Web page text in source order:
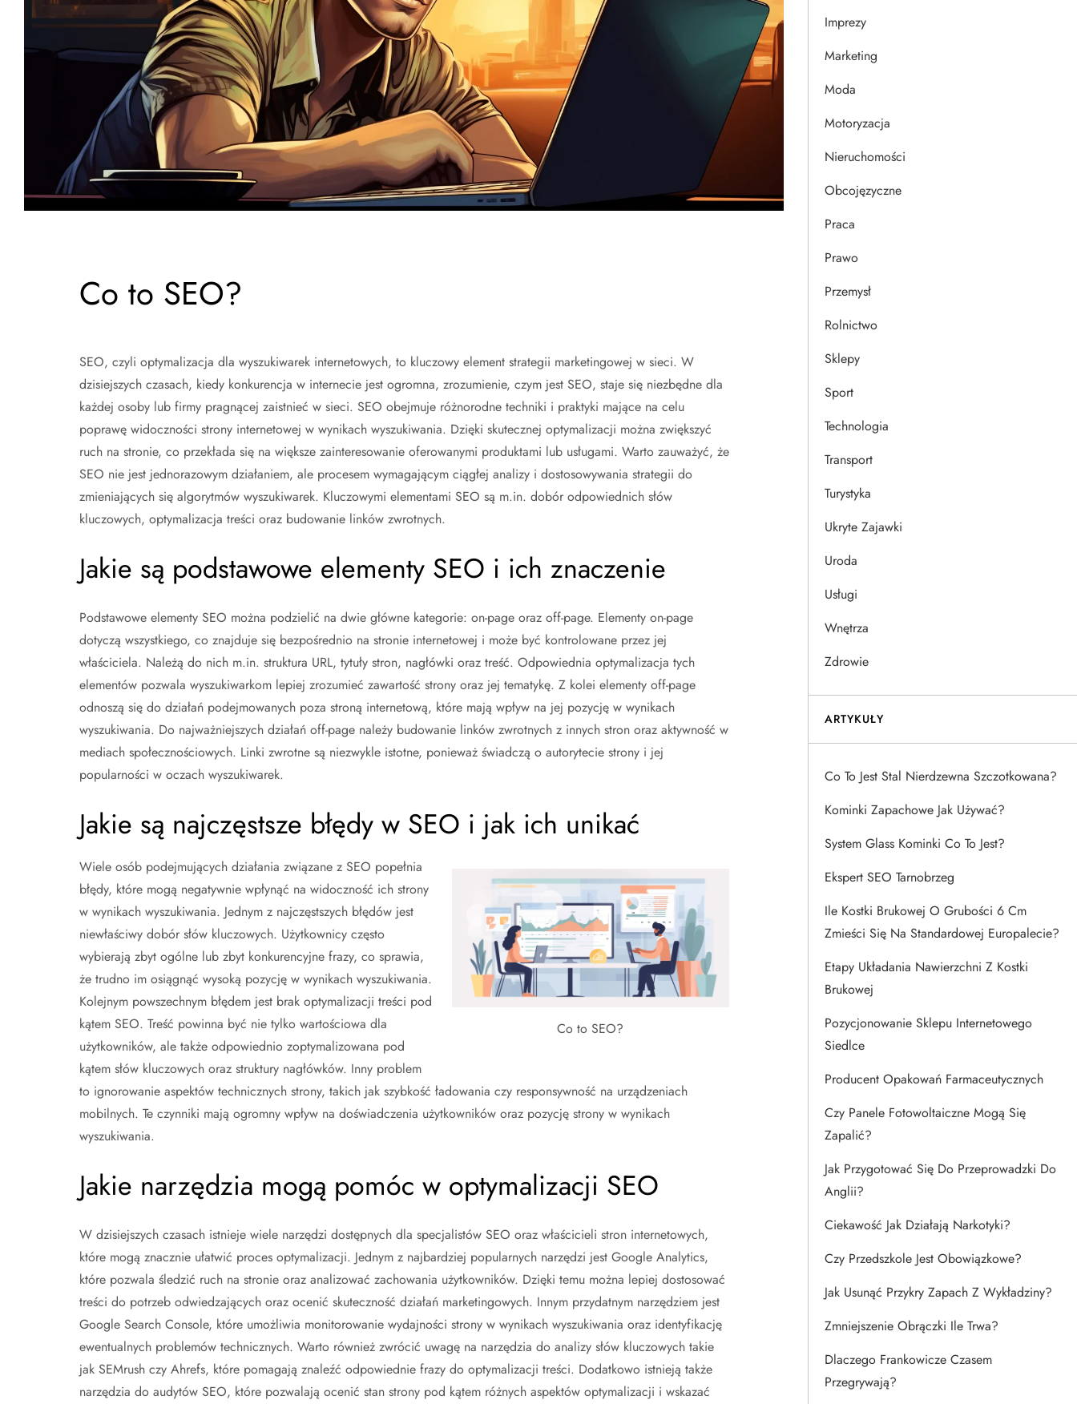
Co to SEO?
SEO, czyli optymalizacja dla wyszukiwarek internetowych, to kluczowy element strategii marketingowej w sieci. W
dzisiejszych czasach, kiedy konkurencja w internecie jest ogromna, zrozumienie, czym jest SEO, staje się niezbędne dla
każdej osoby lub firmy pragnącej zaistnieć w sieci. SEO obejmuje różnorodne techniki i praktyki mające na celu
poprawę widoczności strony internetowej w wynikach wyszukiwania. Dzięki skutecznej optymalizacji można zwiększyć
ruch na stronie, co przekłada się na większe zainteresowanie oferowanymi produktami lub usługami. Warto zauważyć, że
SEO nie jest jednorazowym działaniem, ale procesem wymagającym ciągłej analizy i dostosowywania strategii do
zmieniających się algorytmów wyszukiwarek. Kluczowymi elementami SEO są m.in. dobór odpowiednich słów
kluczowych, optymalizacja treści oraz budowanie linków zwrotnych.
Jakie są podstawowe elementy SEO i ich znaczenie
Podstawowe elementy SEO można podzielić na dwie główne kategorie: on-page oraz off-page. Elementy on-page
dotyczą wszystkiego, co znajduje się bezpośrednio na stronie internetowej i może być kontrolowane przez jej
właściciela. Należą do nich m.in. struktura URL, tytuły stron, nagłówki oraz treść. Odpowiednia optymalizacja tych
elementów pozwala wyszukiwarkom lepiej zrozumieć zawartość strony oraz jej tematykę. Z kolei elementy off-page
odnoszą się do działań podejmowanych poza stroną internetową, które mają wpływ na jej pozycję w wynikach
wyszukiwania. Do najważniejszych działań off-page należy budowanie linków zwrotnych z innych stron oraz aktywność w
mediach społecznościowych. Linki zwrotne są niezwykle istotne, ponieważ świadczą o autorytecie strony i jej
popularności w oczach wyszukiwarek.
Jakie są najczęstsze błędy w SEO i jak ich unikać
Co to SEO?
Wiele osób podejmujących działania związane z SEO popełnia
błędy, które mogą negatywnie wpłynąć na widoczność ich strony
w wynikach wyszukiwania. Jednym z najczęstszych błędów jest
niewłaściwy dobór słów kluczowych. Użytkownicy często
wybierają zbyt ogólne lub zbyt konkurencyjne frazy, co sprawia,
że trudno im osiągnąć wysoką pozycję w wynikach wyszukiwania.
Kolejnym powszechnym błędem jest brak optymalizacji treści pod
kątem SEO. Treść powinna być nie tylko wartościowa dla
użytkowników, ale także odpowiednio zoptymalizowana pod
kątem słów kluczowych oraz struktury nagłówków. Inny problem
to ignorowanie aspektów technicznych strony, takich jak szybkość ładowania czy responsywność na urządzeniach
mobilnych. Te czynniki mają ogromny wpływ na doświadczenia użytkowników oraz pozycję strony w wynikach
wyszukiwania.
Jakie narzędzia mogą pomóc w optymalizacji SEO
W dzisiejszych czasach istnieje wiele narzędzi dostępnych dla specjalistów SEO oraz właścicieli stron internetowych,
które mogą znacznie ułatwić proces optymalizacji. Jednym z najbardziej popularnych narzędzi jest Google Analytics,
które pozwala śledzić ruch na stronie oraz analizować zachowania użytkowników. Dzięki temu można lepiej dostosować
treści do potrzeb odwiedzających oraz ocenić skuteczność działań marketingowych. Innym przydatnym narzędziem jest
Google Search Console, które umożliwia monitorowanie wydajności strony w wynikach wyszukiwania oraz identyfikację
ewentualnych problemów technicznych. Warto również zwrócić uwagę na narzędzia do analizy słów kluczowych takie
jak SEMrush czy Ahrefs, które pomagają znaleźć odpowiednie frazy do optymalizacji treści. Dodatkowo istnieją także
narzędzia do audytów SEO, które pozwalają ocenić stan strony pod kątem różnych aspektów optymalizacji i wskazać
Imprezy
Marketing
Moda
Motoryzacja
Nieruchomości
Obcojęzyczne
Praca
Prawo
Przemysł
Rolnictwo
Sklepy
Sport
Technologia
Transport
Turystyka
Ukryte Zajawki
Uroda
Usługi
Wnętrza
Zdrowie
ARTYKUŁY
Co To Jest Stal Nierdzewna Szczotkowana?
Kominki Zapachowe Jak Używać?
System Glass Kominki Co To Jest?
Ekspert SEO Tarnobrzeg
Ile Kostki Brukowej O Grubości 6 Cm
Zmieści Się Na Standardowej Europalecie?
Etapy Układania Nawierzchni Z Kostki
Brukowej
Pozycjonowanie Sklepu Internetowego
Siedlce
Producent Opakowań Farmaceutycznych
Czy Panele Fotowoltaiczne Mogą Się
Zapalić?
Jak Przygotować Się Do Przeprowadzki Do
Anglii?
Ciekawość Jak Działają Narkotyki?
Czy Przedszkole Jest Obowiązkowe?
Jak Usunąć Przykry Zapach Z Wykładziny?
Zmniejszenie Obrączki Ile Trwa?
Dlaczego Frankowicze Czasem
Przegrywają?